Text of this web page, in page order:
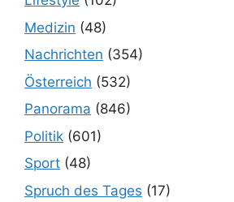
Medizin (48)
Nachrichten (354)
Österreich (532)
Panorama (846)
Politik (601)
Sport (48)
Spruch des Tages (17)